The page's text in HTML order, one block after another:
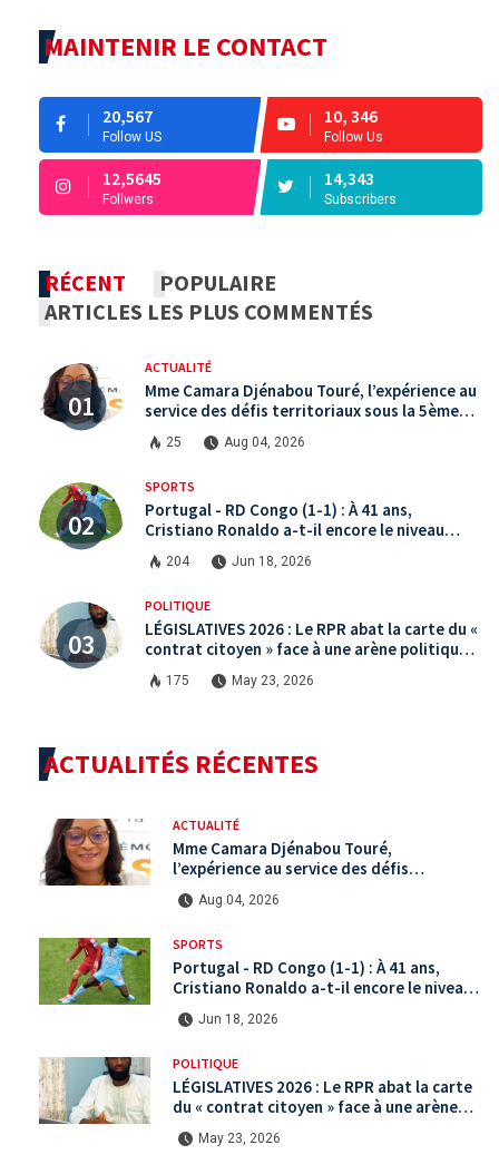
MAINTENIR LE CONTACT
20,567
Follow US
10, 346
Follow Us
12,5645
Follwers
14,343
Subscribers
RÉCENT
POPULAIRE
ARTICLES LES PLUS COMMENTÉS
ACTUALITÉ
Mme Camara Djénabou Touré, l’expérience au
service des défis territoriaux sous la 5ème
République
25 Aug 04, 2026
SPORTS
Portugal - RD Congo (1-1) : À 41 ans,
Cristiano Ronaldo a-t-il encore le niveau
international ?
204 Jun 18, 2026
POLITIQUE
LÉGISLATIVES 2026 : Le RPR abat la carte du «
contrat citoyen » face à une arène politique
saturée.
175 May 23, 2026
ACTUALITÉS RÉCENTES
ACTUALITÉ
Mme Camara Djénabou Touré,
l’expérience au service des défis
territoriaux sous la 5ème République
Aug 04, 2026
SPORTS
Portugal - RD Congo (1-1) : À 41 ans,
Cristiano Ronaldo a-t-il encore le niveau
international ?
Jun 18, 2026
POLITIQUE
LÉGISLATIVES 2026 : Le RPR abat la carte
du « contrat citoyen » face à une arène
politique saturée.
May 23, 2026